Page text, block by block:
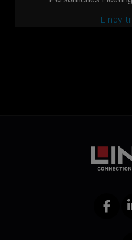
Lindy